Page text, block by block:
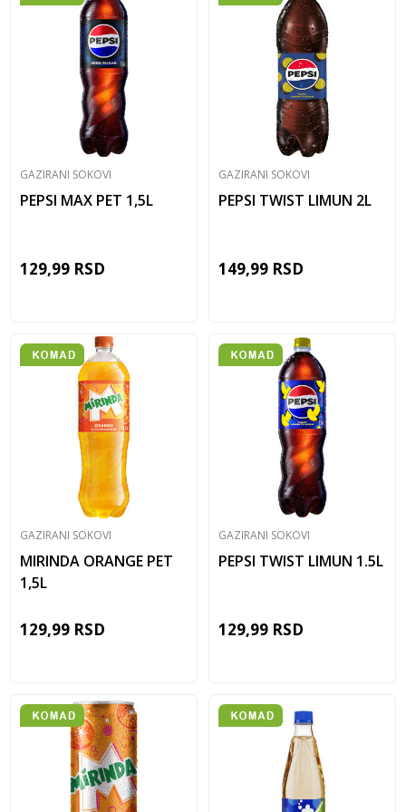
GAZIRANI SOKOVI
PEPSI MAX PET 1,5L
129,99 RSD
GAZIRANI SOKOVI
PEPSI TWIST LIMUN 2L
149,99 RSD
GAZIRANI SOKOVI
MIRINDA ORANGE PET
1,5L
129,99 RSD
GAZIRANI SOKOVI
PEPSI TWIST LIMUN 1.5L
129,99 RSD